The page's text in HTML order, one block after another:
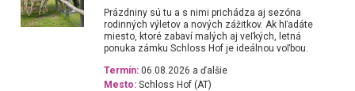
Prázdniny sú tu a s nimi prichádza aj sezóna
rodinných výletov a nových zážitkov. Ak hľadáte
miesto, ktoré zabaví malých aj veľkých, letná
ponuka zámku Schloss Hof je ideálnou voľbou.
Termín: 06.08.2026 a ďalšie
Mesto: Schloss Hof (AT)